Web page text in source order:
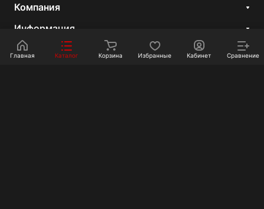
Компания
Информация
Покупателям
Главная Каталог Корзина Избранные Кабинет Сравнение